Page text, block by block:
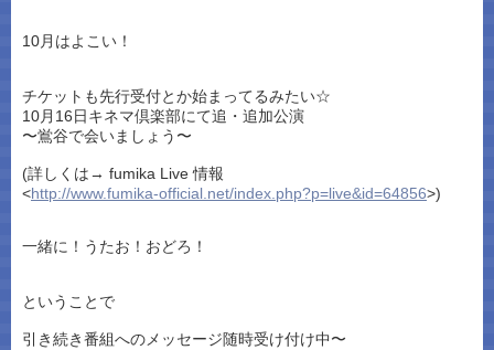
10月はよこい！
チケットも先行受付とか始まってるみたい☆
10月16日キネマ倶楽部にて追・追加公演
〜鴬谷で会いましょう〜
(詳しくは→ fumika Live 情報
<http://www.fumika-official.net/index.php?p=live&id=64856>)
一緒に！うたお！おどろ！
ということで
引き続き番組へのメッセージ随時受け付け中〜